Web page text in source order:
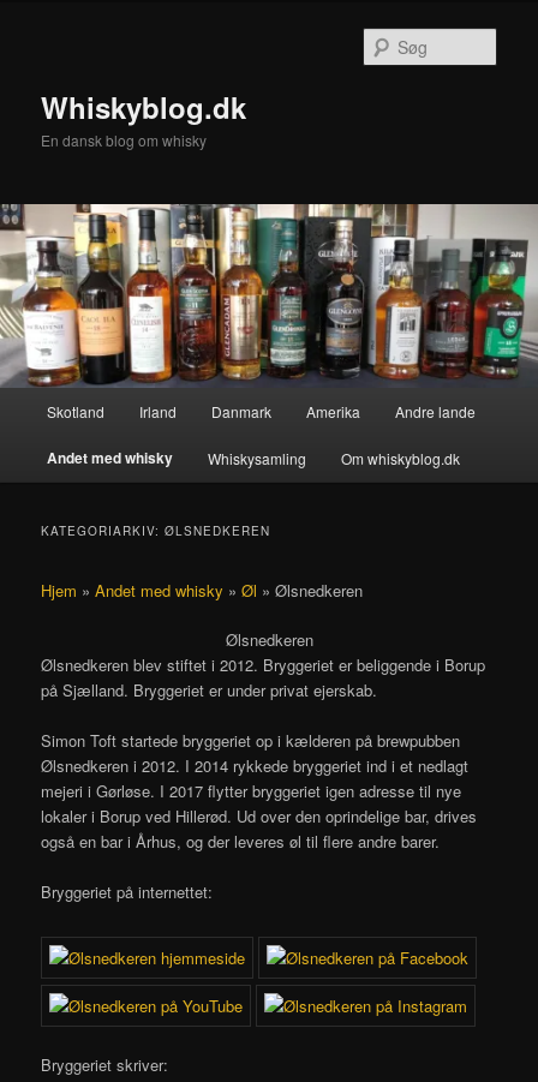
Whiskyblog.dk
En dansk blog om whisky
Skotland Irland Danmark Amerika Andre lande
Andet med whisky Whiskysamling Om whiskyblog.dk
KATEGORIARKIV:ØLSNEDKEREN
Hjem »Andet med whisky »Øl »Ølsnedkeren
Ølsnedkeren
Ølsnedkeren blev stiftet i 2012. Bryggeriet er beliggende i Borup
på Sjælland. Bryggeriet er under privat ejerskab.
Simon Toft startede bryggeriet op i kælderen på brewpubben
Ølsnedkeren i 2012. I 2014 rykkede bryggeriet ind i et nedlagt
mejeri i Gørløse. I 2017 flytter bryggeriet igen adresse til nye
lokaler i Borup ved Hillerød. Ud over den oprindelige bar, drives
også en bar i Århus, og der leveres øl til flere andre barer.
Bryggeriet på internettet:
Bryggeriet skriver: